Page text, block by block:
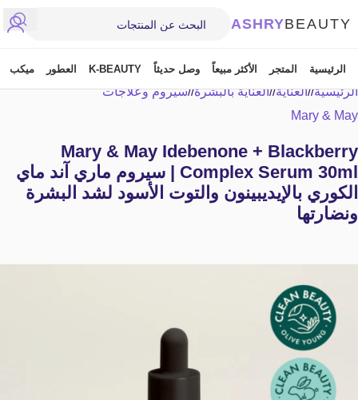
ASHRYBEAUTY
الرئيسية المتجر الأكثر مبيعاً وصل حديثاً K-BEAUTY العطور ميكب
الرئيسية/ العناية/ العناية بالبشرة/ سيروم وعلاجات
Mary & May
Mary & May Idebenone + Blackberry
Complex Serum 30ml | سيروم ماري آند ماي
الكوري بالإيديبينون والتوت الأسود لشد البشرة
ونضارتها